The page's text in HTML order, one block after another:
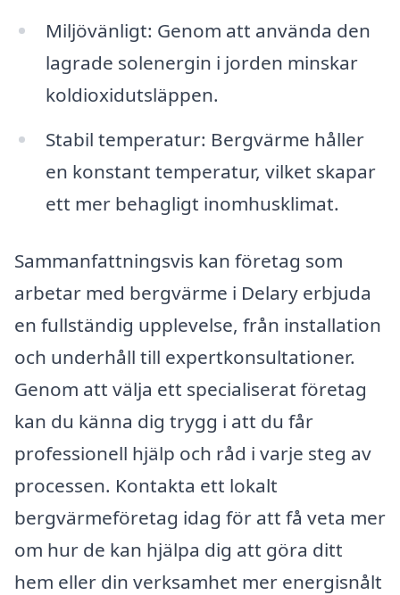
Miljövänligt: Genom att använda den
lagrade solenergin i jorden minskar
koldioxidutsläppen.
Stabil temperatur: Bergvärme håller
en konstant temperatur, vilket skapar
ett mer behagligt inomhusklimat.
Sammanfattningsvis kan företag som
arbetar med bergvärme i Delary erbjuda
en fullständig upplevelse, från installation
och underhåll till expertkonsultationer.
Genom att välja ett specialiserat företag
kan du känna dig trygg i att du får
professionell hjälp och råd i varje steg av
processen. Kontakta ett lokalt
bergvärmeföretag idag för att få veta mer
om hur de kan hjälpa dig att göra ditt
hem eller din verksamhet mer energisnålt